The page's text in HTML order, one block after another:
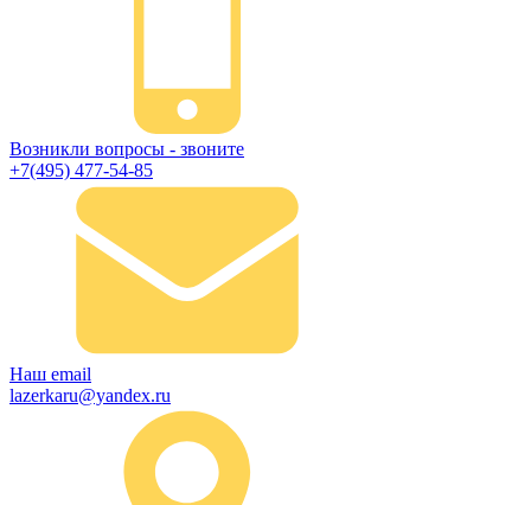
Возникли вопросы - звоните
+7(495) 477-54-85
Наш email
lazerkaru@yandex.ru